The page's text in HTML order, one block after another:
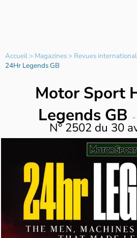
Accueil> Magazines> Revues
24Hr Legends GB
Motor Sport
Legends GB
N°2502 du 30